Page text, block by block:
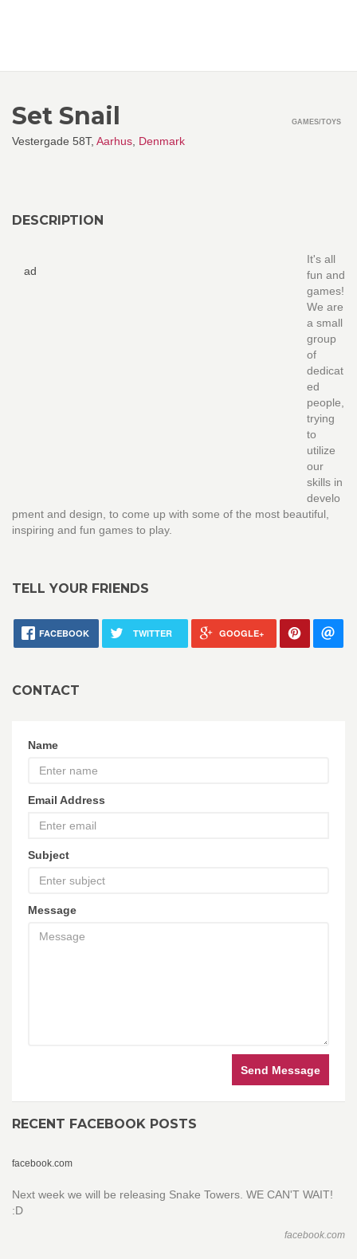
Set Snail
Vestergade 58T, Aarhus Denmark
GAMES/TOYS
DESCRIPTION
ad
It's all
fun and
games!
We are
a small
group
of
dedicat
ed
people,
trying
to
utilize
our
skills in
develo
pment and design, to come up with some of the most beautiful,
inspiring and fun games to play.
TELL YOUR FRIENDS
FACEBOOK TWITTER GOOGLE+
CONTACT
Name
Email Address
Subject
Message
Send Message
RECENT FACEBOOK POSTS
facebook.com
Next week we will be releasing Snake Towers. WE CAN'T WAIT!
:D
facebook.com